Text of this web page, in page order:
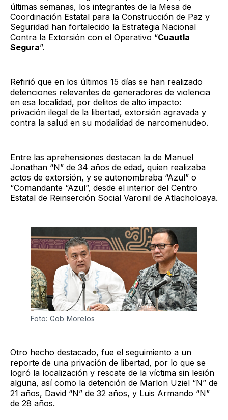
últimas semanas, los integrantes de la Mesa de
Coordinación Estatal para la Construcción de Paz y
Seguridad han fortalecido la Estrategia Nacional
Contra la Extorsión con el Operativo “Cuautla
Segura”.
Refirió que en los últimos 15 días se han realizado
detenciones relevantes de generadores de violencia
en esa localidad, por delitos de alto impacto:
privación ilegal de la libertad, extorsión agravada y
contra la salud en su modalidad de narcomenudeo.
Entre las aprehensiones destacan la de Manuel
Jonathan “N” de 34 años de edad, quien realizaba
actos de extorsión, y se autonombraba “Azul” o
“Comandante “Azul”, desde el interior del Centro
Estatal de Reinserción Social Varonil de Atlacholoaya.
Foto: Gob Morelos
Otro hecho destacado, fue el seguimiento a un
reporte de una privación de libertad, por lo que se
logró la localización y rescate de la víctima sin lesión
alguna, así como la detención de Marlon Uziel “N” de
21 años, David “N” de 32 años, y Luis Armando “N”
de 28 años.